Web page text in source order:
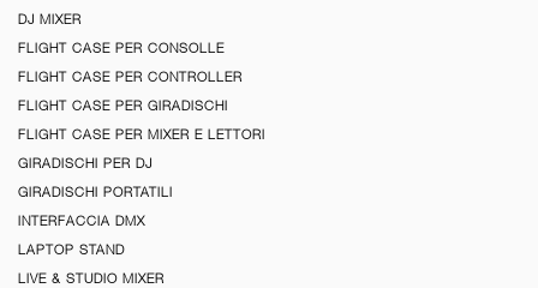
DJ MIXER
FLIGHT CASE PER CONSOLLE
FLIGHT CASE PER CONTROLLER
FLIGHT CASE PER GIRADISCHI
FLIGHT CASE PER MIXER E LETTORI
GIRADISCHI PER DJ
GIRADISCHI PORTATILI
INTERFACCIA DMX
LAPTOP STAND
LIVE & STUDIO MIXER